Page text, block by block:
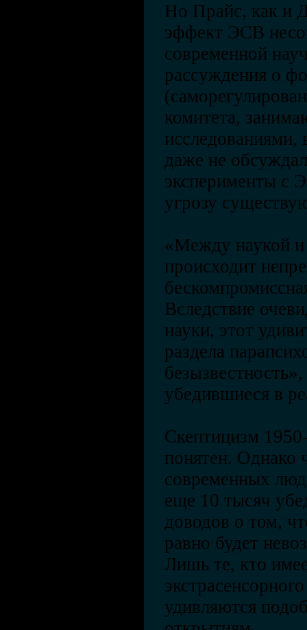
Но Прайс, как и
эффект ЭСВ
современной
рассуждения о
комитета,
даже не
эксперименты с
угрозу
«Между наукой и
происходит
Вследствие
науки, этот
раздела
убедившиеся в
Скептицизм
понятен. Однако
современных
еще 10 тысяч
доводов о том,
равно будет
Лишь те, кто
удивляются